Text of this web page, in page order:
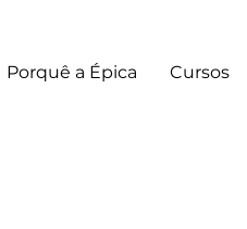
Porquê a Épica Cursos